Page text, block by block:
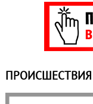
ПРОИCШЕСТВИЯ